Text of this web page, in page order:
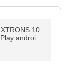
10.
android
シハーネス